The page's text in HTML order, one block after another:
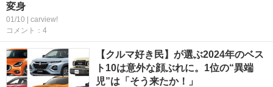
変身
01/10 | carview!
コメント：4
【クルマ好き民】が選ぶ2024年のベス
ト10は意外な顔ぶれに。1位の“異端
児”は「そう来たか！」